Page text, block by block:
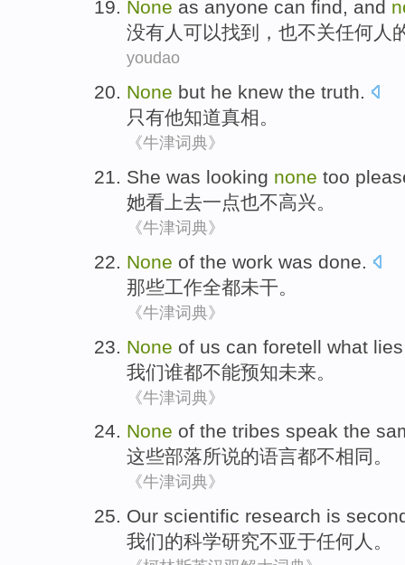
None as anyone can find, and
没有人 可以找到 ，也不关任何人
youdao
None but he knew the truth.
只有他知道真相。
《牛津词典》
She was looking none too
她看上去一点也不高兴。
《牛津词典》
None of the work was done.
那些工作全都未干。
《牛津词典》
None of us can foretell what lies
我们谁都不能预知未来。
《牛津词典》
None of the tribes speak the
这些部落所说的语言都不相同 。
《牛津词典》
Our scientific research is
我们的科学研究不亚于任何人。